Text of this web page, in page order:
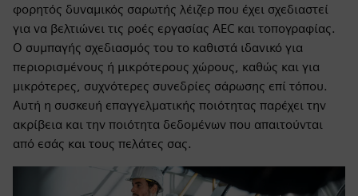
φορητός δυναμικός σαρωτής λέιζερ που έχει σχεδιαστεί
για να βελτιώνει τις ροές εργασίας AEC και τοπογραφίας.
Ο συμπαγής σχεδιασμός του το καθιστά ιδανικό για
περιορισμένους ή μικρότερους χώρους, καθώς και για
μικρότερες, συχνότερες συνεδρίες σάρωσης επί τόπου.
Αυτή η συσκευή επαγγελματικής ποιότητας παρέχει την
ακρίβεια και την ποιότητα δεδομένων που απαιτούνται
από εσάς και τους πελάτες σας.